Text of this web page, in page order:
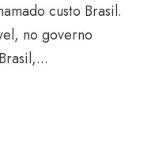
custo Brasil.
no governo